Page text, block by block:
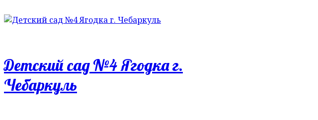
Детский сад №4 Ягодка г.
Чебаркуль